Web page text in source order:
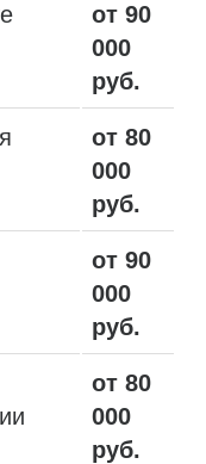
от 90
000
руб.
от 80
000
руб.
от 90
000
руб.
от 80
000
руб.